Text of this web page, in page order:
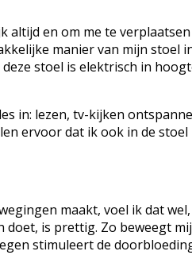
altijd en om me te
manier van mijn stoel
stoel is elektrisch in
in: lezen, tv-kijken
ervoor dat ik ook in de
maakt, voel ik dat
is prettig. Zo beweegt
stimuleert de